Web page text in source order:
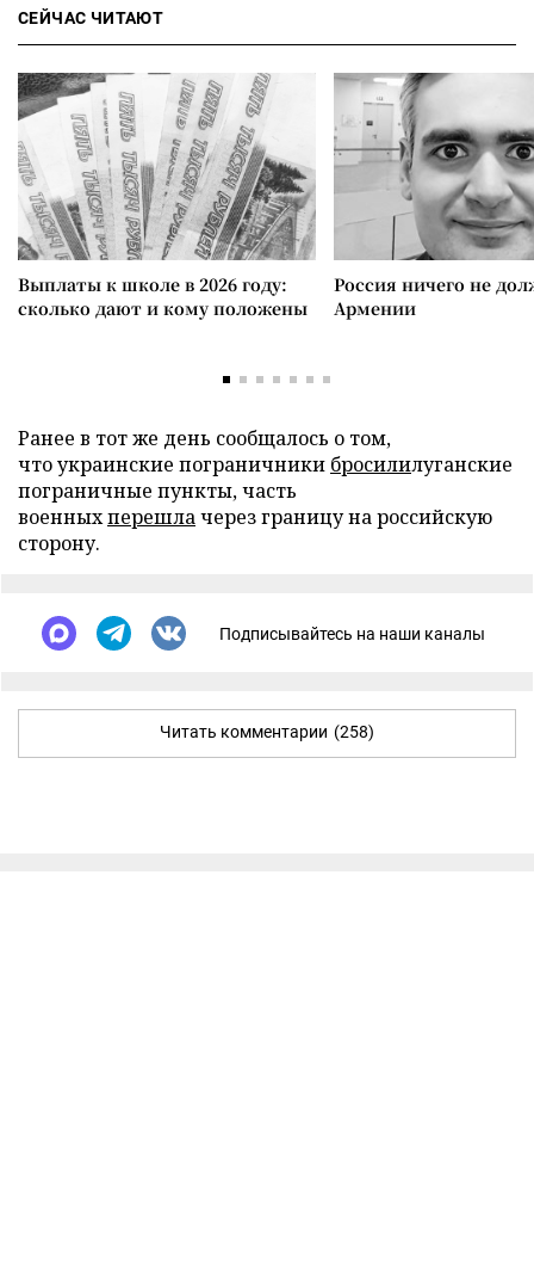
СЕЙЧАС ЧИТАЮТ
Выплаты к школе в 2026 году:
сколько дают и кому положены
Россия ничего не
Армении
Ранее в тот же день сообщалось о том,
что украинские пограничники бросилилуганские
пограничные пункты, часть
военныхперешлачерез границу на российскую
сторону.
Подписывайтесь на наши каналы
Читать комментарии (258)